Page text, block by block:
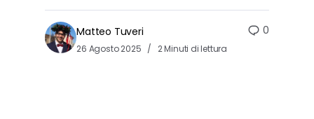
Matteo Tuveri
26 Agosto 2025 2 Minuti di lettura
0